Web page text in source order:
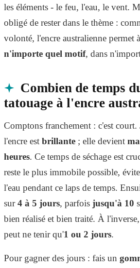
les éléments - le feu, l'eau, le vent.
obligé de rester dans le thème :
volonté, l'encre australienne permet
n'importe quel motif, dans
Combien de temps
tatouage à l'encre
Comptons franchement : c'est court.
l'encre est brillante ; elle devient
heures. Ce temps de séchage est
reste le plus immobile possible,
l'eau pendant ce laps de temps.
sur4 à 5 jours, parfois jusqu'à 10
bien réalisé et bien traité. À
peut ne tenir qu'1 ou 2 jours.
Pour gagner des jours : fais un